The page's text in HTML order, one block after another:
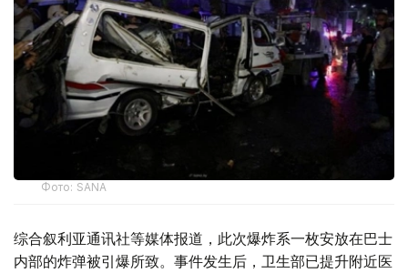
Фото: SANA
综合叙利亚通讯社等媒体报道，此次爆炸系一枚安放在巴士
内部的炸弹被引爆所致。事件发生后，卫生部已提升附近医